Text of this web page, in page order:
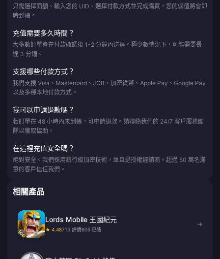
只需選擇面額、輸入您的 UID、選擇付款方式並完成購買，您的儲值將會即
時到帳。
充值需要多久時間？
大多數訂單會在付款確認後 1-2 分鐘內送達。極少數情況下，可能需要長
達 3 分鐘。
支援哪些付款方式？
我們支援 Visa、Mastercard、JCB、加密貨幣、Apple Pay、Google Pay
以及多種本地付款方式。
我可以申請退款嗎？
若訂單在 48 小時內未到帳，可申請退款。請聯絡我們的 24/7 客戶服務團
隊以獲取協助。
在這裡充值安全嗎？
絕對安全。我們採用銀行級加密技術，並且是授權經銷商。超過 50 萬名滿
意的客戶信任我們。
相關產品
Lords Mobile 王國紀元
★ 4.48715 評價605 已售
→